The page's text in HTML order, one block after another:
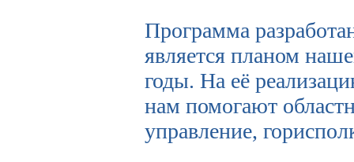
Программа
является планом
годы. На её
нам помогают
управление,